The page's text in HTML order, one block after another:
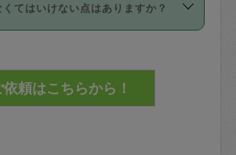
損害賠償保険について教えて
超える※と、以下のキャンセル
します。
ンセル料：
〜24時間前＝依頼料金の50%
件の合う気になるタスカジさ
さい。
一番気に入ったタスカジさんに
す。数回の依頼ののち、タスカ
依頼者の間で十分な信頼関係が
い。
部屋に入るためにタスカジさん
てはいけない点はありますか？
鍵のかかるロッカーや金庫に入
者の責任の元管理するよう心掛
さい。